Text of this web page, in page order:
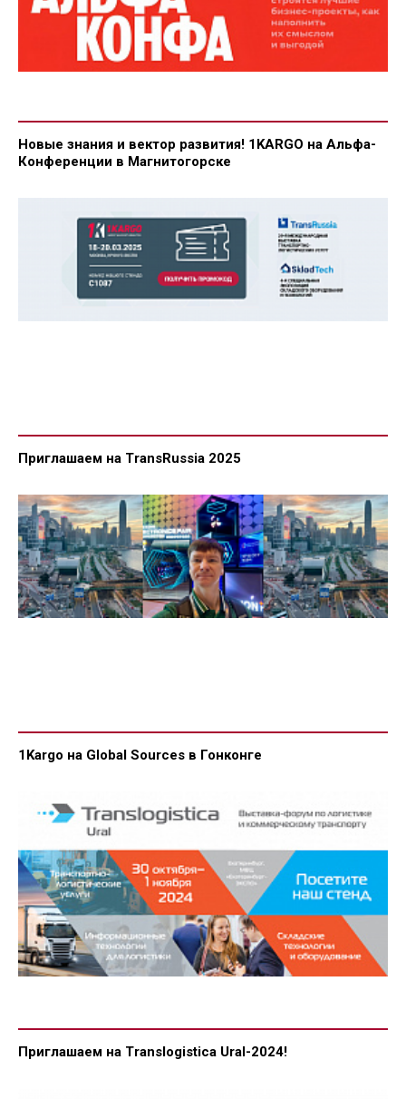
Новые знания и вектор развития! 1KARGO на Альфа-
Конференции в Магнитогорске
Приглашаем на TransRussia 2025
1Kargo на Global Sources в Гонконге
Приглашаем на Translogistica Ural-2024!